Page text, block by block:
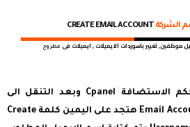
الشركة CREATE EMAIL ACCOUNT
موظفين, تغيير باسوردات الايميلات , ايميلات فى مطروح
بعد الدخول على لوحة تحكم الاستضافة Cpanel وبعد التنقل الى
Emails ثم الدخول علي Email Accounts هتجد على اليمين كلمة Create